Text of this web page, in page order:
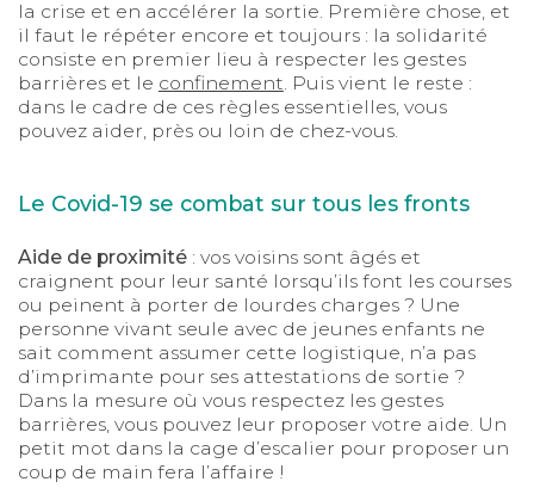
la crise et en accélérer la sortie. Première chose, et
il faut le répéter encore et toujours : la solidarité
consiste en premier lieu à respecter les gestes
barrières et le confinement. Puis vient le reste :
dans le cadre de ces règles essentielles, vous
pouvez aider, près ou loin de chez-vous.
Le Covid-19 se combat sur tous les fronts
Aide de proximité: vos voisins sont âgés et
craignent pour leur santé lorsqu’ils font les courses
ou peinent à porter de lourdes charges ? Une
personne vivant seule avec de jeunes enfants ne
sait comment assumer cette logistique, n’a pas
d’imprimante pour ses attestations de sortie ?
Dans la mesure où vous respectez les gestes
barrières, vous pouvez leur proposer votre aide. Un
petit mot dans la cage d’escalier pour proposer un
coup de main fera l’affaire !